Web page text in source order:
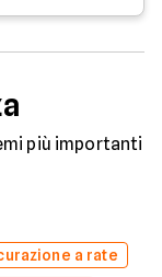
più importanti
a rate